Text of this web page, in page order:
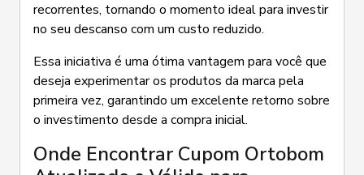
recorrentes, tornando o momento ideal para investir
no seu descanso com um custo reduzido.
Essa iniciativa é uma ótima vantagem para você que
deseja experimentar os produtos da marca pela
primeira vez, garantindo um excelente retorno sobre
o investimento desde a compra inicial.
Onde Encontrar Cupom Ortobom